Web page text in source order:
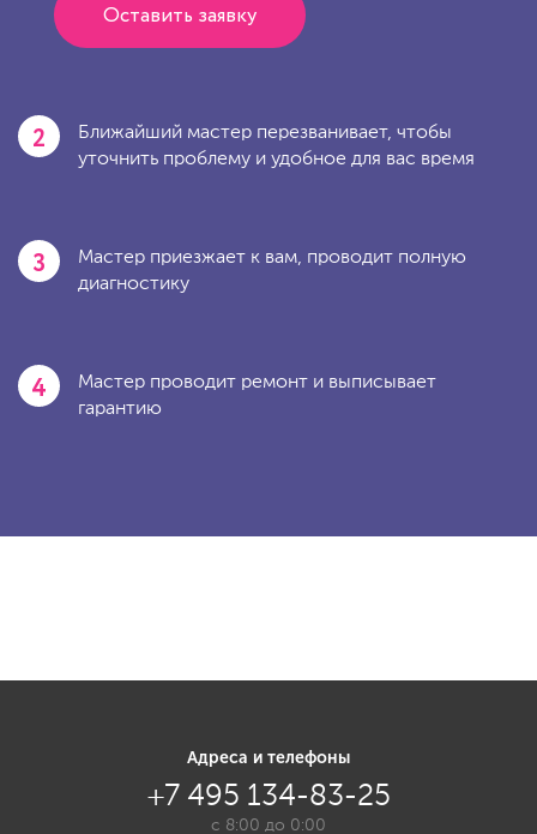
Оставить заявку
2
Ближайший мастер перезванивает, чтобы
уточнить проблему и удобное для вас время
3
Мастер приезжает к вам, проводит полную
диагностику
4
Мастер проводит ремонт и выписывает
гарантию
Адреса и телефоны
+7 495 134-83-25
с 8:00 до 0:00